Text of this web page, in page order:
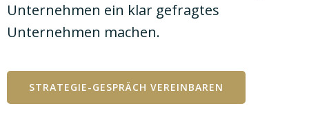
Unternehmen ein klar gefragtes
Unternehmen machen.
STRATEGIE-GESPRÄCH VEREINBAREN